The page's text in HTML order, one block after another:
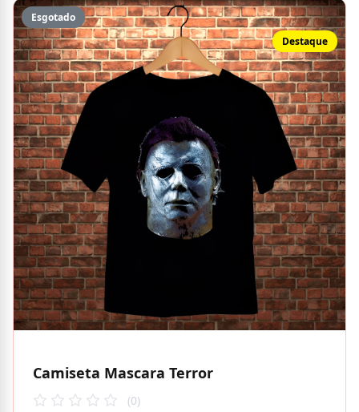
Esgotado
Destaque
Camiseta Mascara Terror
(0)